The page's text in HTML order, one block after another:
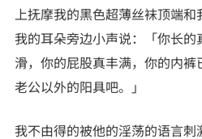
上抚摩我的黑色超薄丝袜顶端
我的耳朵旁边小声说：「你长
滑，你的屁股真丰满，你的内
老公以外的阳具吧。」
我不由得的被他的淫荡的语言